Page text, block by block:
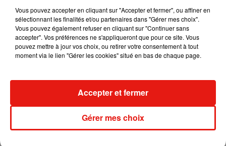
de terre.
Musique
Julien Lieb s’essaye à la vie de chatelain
Vous pouvez accepter en cliquant sur "Accepter et fermer", ou affiner en
sélectionnant les finalités et/ou partenaires dans "Gérer mes choix".
Vous pouvez également refuser en cliquant sur "Continuer sans
accepter". Vos préférences ne s'appliqueront que pour ce site. Vous
pouvez mettre à jour vos choix, ou retirer votre consentement à tout
moment via le lien "Gérer les cookies" situé en bas de chaque page.
Gérer mes choix
Accepter et fermer